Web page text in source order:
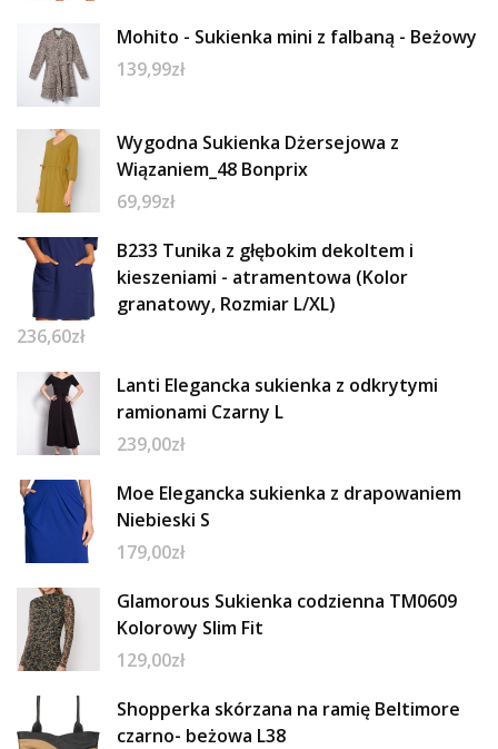
Mohito - Sukienka mini z falbaną - Beżowy
139,99zł
Wygodna Sukienka Dżersejowa z
Wiązaniem_48 Bonprix
69,99zł
B233 Tunika z głębokim dekoltem i
kieszeniami - atramentowa (Kolor
granatowy, Rozmiar L/XL)
236,60zł
Lanti Elegancka sukienka z odkrytymi
ramionami Czarny L
239,00zł
Moe Elegancka sukienka z drapowaniem
Niebieski S
179,00zł
Glamorous Sukienka codzienna TM0609
Kolorowy Slim Fit
129,00zł
Shopperka skórzana na ramię Beltimore
czarno- beżowa L38